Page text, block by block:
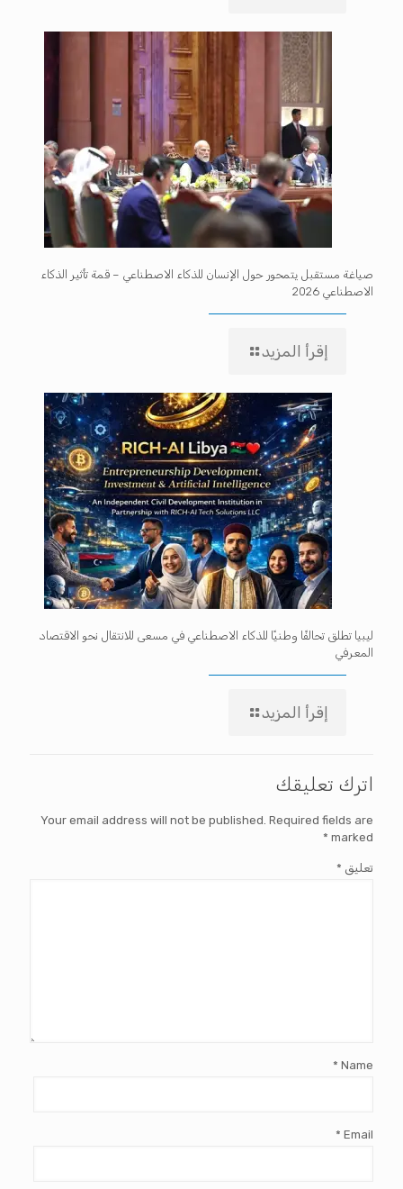
صياغة مستقبل يتمحور حول الإنسان للذكاء الاصطناعي – قمة تأثير الذكاء
الاصطناعي 2026
إقرأ المزيد
ليبيا تطلق تحالفًا وطنيًا للذكاء الاصطناعي في مسعى للانتقال نحو الاقتصاد
المعرفي
إقرأ المزيد
اترك تعليقك
Your email address will not be published. Required fields are
marked
*
تعليق *
Name
*
Email
*